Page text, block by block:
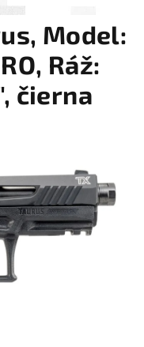
Hľadať
Model:
Ráž:
čierna